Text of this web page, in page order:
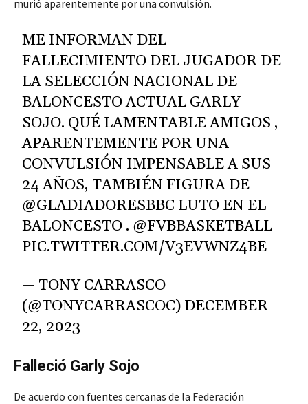
murió aparentemente por una convulsión.
ME INFORMAN DEL
FALLECIMIENTO DEL JUGADOR DE
LA SELECCIÓN NACIONAL DE
BALONCESTO ACTUAL GARLY
SOJO. QUÉ LAMENTABLE AMIGOS ,
APARENTEMENTE POR UNA
CONVULSIÓN IMPENSABLE A SUS
24 AÑOS, TAMBIÉN FIGURA DE
@GLADIADORESBBC LUTO EN EL
BALONCESTO . @FVBBASKETBALL
PIC.TWITTER.COM/V3EVWNZ4BE
— TONY CARRASCO
(@TONYCARRASCOC) DECEMBER
22, 2023
Falleció Garly Sojo
De acuerdo con fuentes cercanas de la Federación